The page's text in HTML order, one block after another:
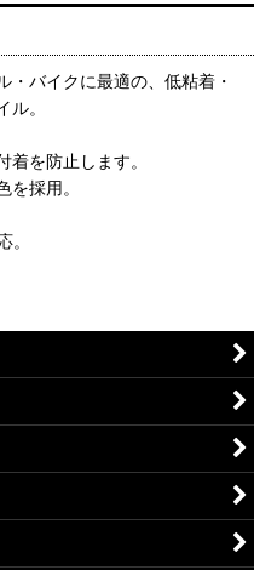
・バイクに最適の、低粘着・
。
を防止します。
採用。
。